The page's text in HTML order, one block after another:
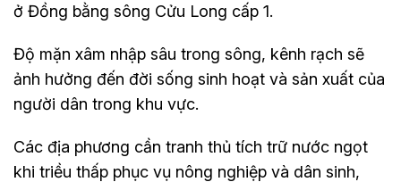
ở Đồng bằng sông Cửu Long cấp 1.
Độ mặn xâm nhập sâu trong sông, kênh rạch sẽ
ảnh hưởng đến đời sống sinh hoạt và sản xuất của
người dân trong khu vực.
Các địa phương cần tranh thủ tích trữ nước ngọt
khi triều thấp phục vụ nông nghiệp và dân sinh,